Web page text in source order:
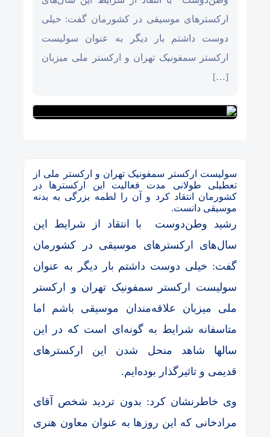
ارکسترهای موسیقی در کشورمان گفت: خیلی
دوست داشتم بار دیگر به عنوان سولیست
ارکستر سمفونیک تهران و ارکستر ملی میزبان
[…]
سولیست ارکستر سمفونیک تهران و ارکستر ملی از
تعطیلی طولانی مدت فعالیت این ارکسترها در
کشورمان انتقاد کرد و آن را لطمه بزرگی به بدنه
موسیقی دانست.
رشید وطن‌دوست با انتقاد از شرایط این
سال‌های ارکسترهای موسیقی در کشورمان
گفت: خیلی دوست داشتم بار دیگر به عنوان
سولیست ارکستر سمفونیک تهران و ارکستر
ملی میزبان علاقه‌مندان موسیقی باشم اما
متاسفانه شرایط به گونه‌ای است که در این
سالها شاهد منحل شدن این ارکسترهای
قدیمی و تاثیرگذار بوده‌ایم.
وی خاطرنشان کرد: بدون تردید شخص آقای
مرادخانی که این روزها به عنوان معاون هنری